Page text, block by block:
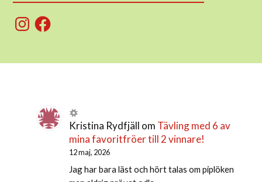
InstagramFacebook
Kristina Rydfjäll om Tävling med 6 av
mina favoritfröer till 2 vinnare!
12 maj, 2026
Jag har bara läst och hört talas om piplöken